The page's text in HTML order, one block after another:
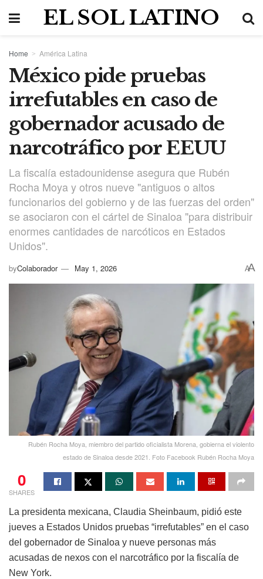
EL SOL LATINO
Home América Latina
México pide pruebas
irrefutables en caso de
gobernador acusado de
narcotráfico por EEUU
La fiscalía estadounidense asegura que Rubén
Rocha Moya y otros nueve "antiguos o altos
funcionarios del gobierno y de las fuerzas del orden"
se asociaron con el cártel de Sinaloa "para distribuir
enormes cantidades de narcóticos en Estados
Unidos".
byColaborador May 1, 2026 AA
Rubén Rocha Moya, miembro del partido oficialista Morena, gobierna el violento
estado de Sinaloa desde 2021. Foto Facebook Rubén Rocha Moya
0
SHARES
La presidenta mexicana, Claudia Sheinbaum, pidió este
jueves a Estados Unidos pruebas “irrefutables” en el caso
del gobernador de Sinaloa y nueve personas más
acusadas de nexos con el narcotráfico por la fiscalía de
New York.